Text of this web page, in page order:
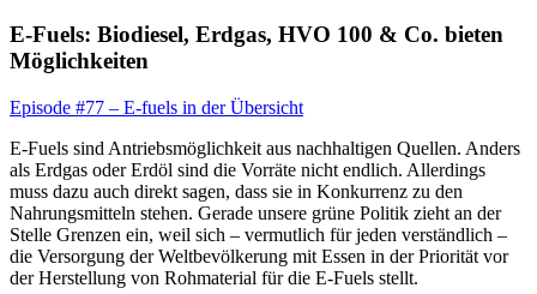
E-Fuels: Biodiesel, Erdgas, HVO 100 & Co. bieten
Möglichkeiten
Episode #77 – E-fuels in der Übersicht
E-Fuels sind Antriebsmöglichkeit aus nachhaltigen Quellen. Anders
als Erdgas oder Erdöl sind die Vorräte nicht endlich. Allerdings
muss dazu auch direkt sagen, dass sie in Konkurrenz zu den
Nahrungsmitteln stehen. Gerade unsere grüne Politik zieht an der
Stelle Grenzen ein, weil sich – vermutlich für jeden verständlich –
die Versorgung der Weltbevölkerung mit Essen in der Priorität vor
der Herstellung von Rohmaterial für die E-Fuels stellt.